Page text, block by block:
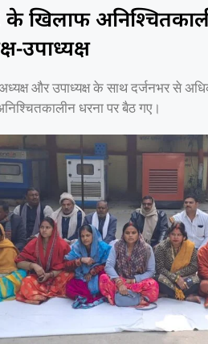
खिलाफ
उपाध्यक्ष
और उपाध्यक्ष के साथ दर्जनभर से
धरना पर बैठ गए।